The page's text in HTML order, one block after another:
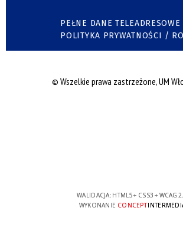
PEŁNE DANE TELEADRESOWE
POLITYKA PRYWATNOŚCI /
© Wszelkie prawa zastrzeżone, UM
WALIDACJA: HTML5+ CSS3 + WCAG
WYKONANIE CONCEPT